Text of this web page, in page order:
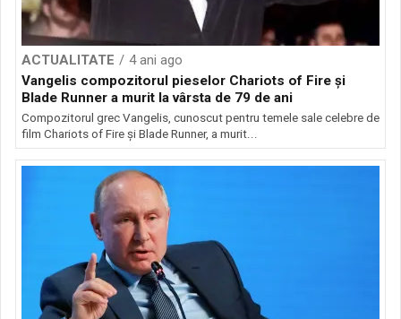
ACTUALITATE
4 ani ago
Vangelis compozitorul pieselor Chariots of Fire și
Blade Runner a murit la vârsta de 79 de ani
Compozitorul grec Vangelis, cunoscut pentru temele sale celebre de
film Chariots of Fire și Blade Runner, a murit...